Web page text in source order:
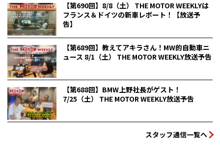
【第690回】8/8（土） THE MOTOR WEEKLYは
フランス＆ドイツの新車レポート！【放送予
告】
【第689回】教えてアキラさん！MW的自動車ニ
ュース 8/1（土） THE MOTOR WEEKLY放送予告
【第688回】BMW上野社長がゲスト！
7/25（土） THE MOTOR WEEKLY放送予告
スタッフ通信一覧へ